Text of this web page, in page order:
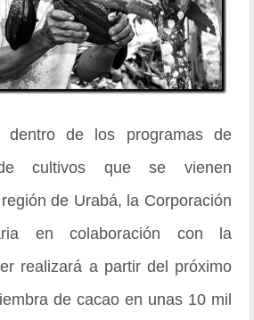
dentro de los programas de
de cultivos que se vienen
de Urabá, la Corporación
en colaboración con la
realizará a partir del próximo
de cacao en unas 10 mil